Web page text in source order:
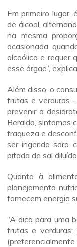
Em primeiro lugar,
de álcool,
na mesma
ocasionada
alcoólica e requer
esse órgão”,
Além disso, o
frutas e verduras
prevenir a
Beraldo, sintomas
fraqueza e
ser ingerido soro
pitada de sal
Quanto à
planejamento
fornecem energia
“A dica para uma
frutas e verduras;